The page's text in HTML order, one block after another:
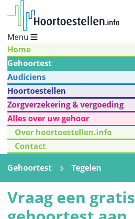
Menu
Home
Gehoortest
Audiciens
Hoortoestellen
Zorgverzekering & vergoeding
Alles over uw gehoor
Over hoortoestellen.info
Contact
Gehoortest
Tegelen
Vraag een gratis